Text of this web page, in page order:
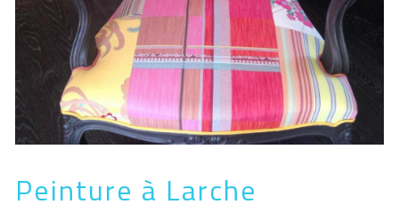
Peinture à Larche